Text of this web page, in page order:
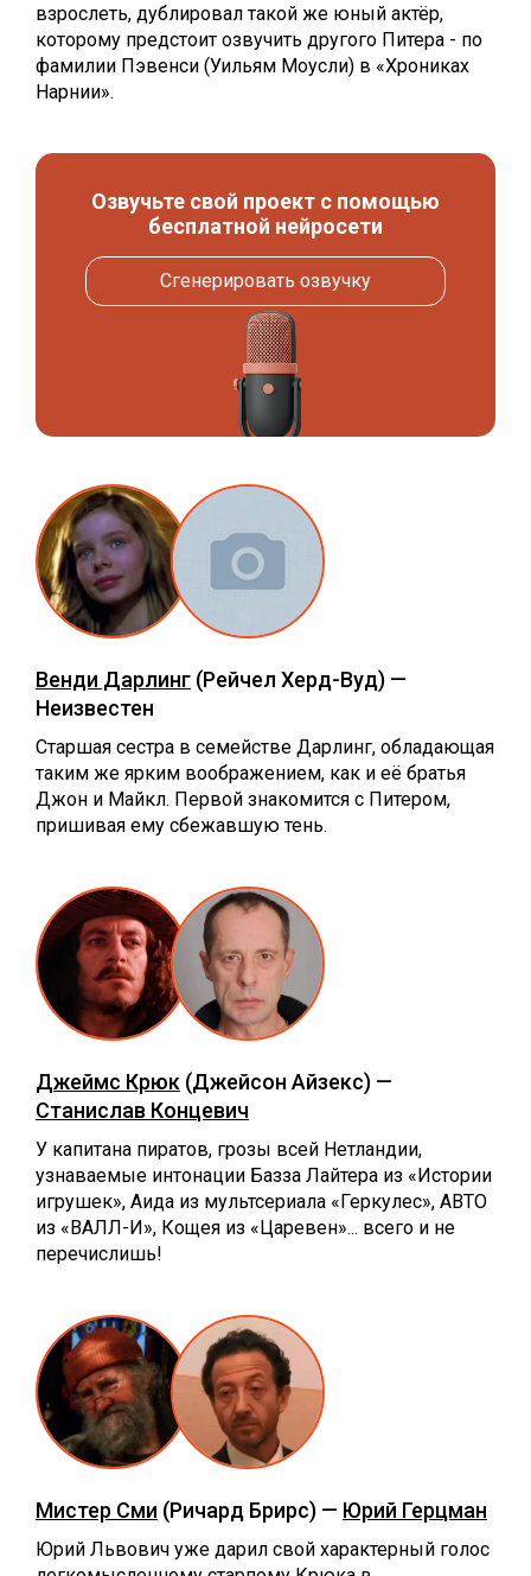
взрослеть, дублировал такой же юный актёр,
которому предстоит озвучить другого Питера - по
фамилии Пэвенси (Уильям Моусли) в «Хрониках
Нарнии».
Озвучьте свой проект с помощью
бесплатной нейросети
Сгенерировать озвучку
Венди Дарлинг (Рейчел Херд-Вуд) —
Неизвестен
Старшая сестра в семействе Дарлинг, обладающая
таким же ярким воображением, как и её братья
Джон и Майкл. Первой знакомится с Питером,
пришивая ему сбежавшую тень.
Джеймс Крюк (Джейсон Айзекс) —
Станислав Концевич
У капитана пиратов, грозы всей Нетландии,
узнаваемые интонации Базза Лайтера из «Истории
игрушек», Аида из мультсериала «Геркулес», АВТО
из «ВАЛЛ-И», Кощея из «Царевен»... всего и не
перечислишь!
Мистер Сми (Ричард Брирс) — Юрий Герцман
Юрий Львович уже дарил свой характерный голос